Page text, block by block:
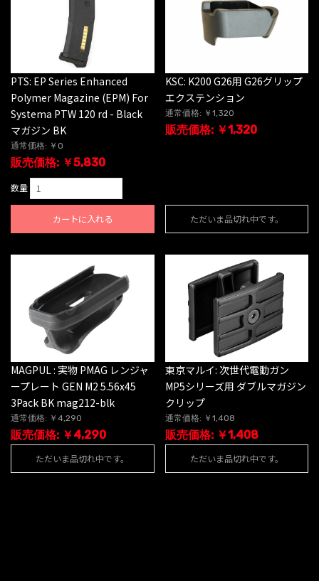
PTS: EP Series Enhanced
Polymer Magazine (EPM) For
Systema PTW 120 rd - Black
マガジン BK
通常価格: ￥0
販売価格: ￥5,830
数量
カートに入れる
KSC: K200 G26用 G26グリップ
エクステンション
通常価格: ￥1,320
販売価格: ￥1,320
ただいま品切れ中です。
MAGPUL : 実物 PMAG レンジャ
ープレート GEN M2 5.56x45
3Pack BK mag212-blk
通常価格: ￥4,290
販売価格: ￥4,290
ただいま品切れ中です。
東京マルイ: 次世代電動ガン
MP5シリーズ用 ダブルマガジン
クリップ
通常価格: ￥1,408
販売価格: ￥1,408
ただいま品切れ中です。